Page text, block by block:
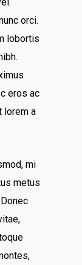
orci.
lobortis
eros ac
lorem a
mi
metus